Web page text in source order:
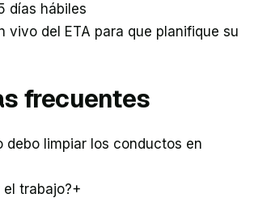
días hábiles
vivo del ETA para que planifique su
frecuentes
debo limpiar los conductos en
el trabajo?+